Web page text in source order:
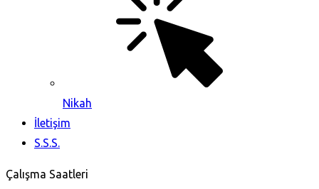
Nikah
İletişim
S.S.S.
Çalışma Saatleri